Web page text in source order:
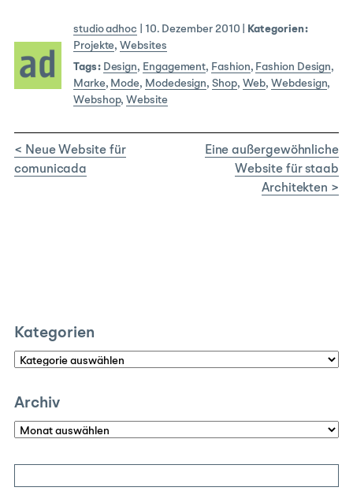
studio adhoc 10. Dezember 2010
Kategorien:
Projekte,Websites
Tags: Design, Engagement, Fashion, Fashion Design,
Marke, Mode, Modedesign,Shop, Web,Webdesign,
Webshop,Website
< Neue Website für
comunicada
Eine außergewöhnliche
Website für staab
Architekten >
Kategorien
Kategorien
Archiv
Archiv